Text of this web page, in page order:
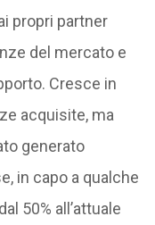
propri partner
del mercato e
Cresce in
acquisite, ma
generato
in capo a qualche
50% all’attuale